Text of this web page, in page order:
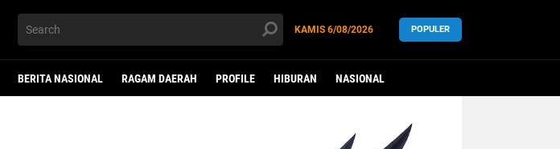
KAMIS 6/08/2026 POPULER
BERITA NASIONAL RAGAM DAERAH PROFILE HIBURAN NASIONAL